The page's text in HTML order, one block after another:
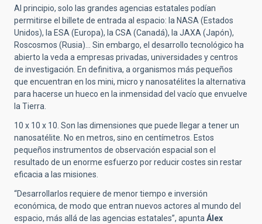
Al principio, solo las grandes agencias estatales podían
permitirse el billete de entrada al espacio: la NASA (Estados
Unidos), la ESA (Europa), la CSA (Canadá), la JAXA (Japón),
Roscosmos (Rusia)… Sin embargo, el desarrollo tecnológico ha
abierto la veda a empresas privadas, universidades y centros
de investigación. En definitiva, a organismos más pequeños
que encuentran en los mini, micro y nanosatélites la alternativa
para hacerse un hueco en la inmensidad del vacío que envuelve
la Tierra.
10 x 10 x 10. Son las dimensiones que puede llegar a tener un
nanosatélite. No en metros, sino en centímetros. Estos
pequeños instrumentos de observación espacial son el
resultado de un enorme esfuerzo por reducir costes sin restar
eficacia a las misiones.
“Desarrollarlos requiere de menor tiempo e inversión
económica, de modo que entran nuevos actores al mundo del
espacio, más allá de las agencias estatales”, apuntaÁlex